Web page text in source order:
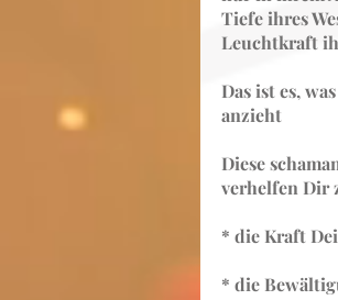
Tiefe ihres
Leuchtkraft
Das ist es,
anzieht
Diese
verhelfen Dir
* die Kraft
* die